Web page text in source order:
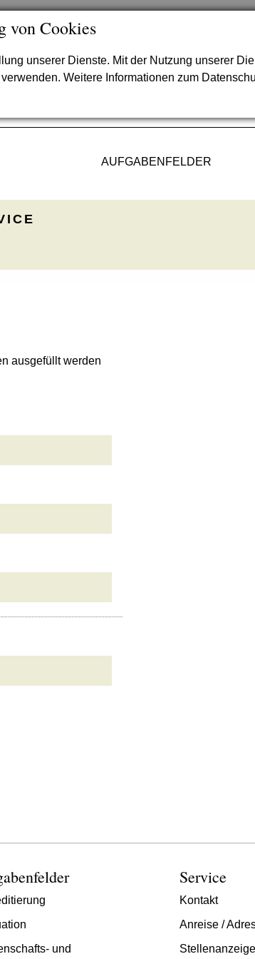
von Cookies
unserer Dienste. Mit der Nutzung unserer
Weitere Informationen zum
AUFGABENFELDER
ausgefüllt werden
und
Service
Kontakt
Anreise /